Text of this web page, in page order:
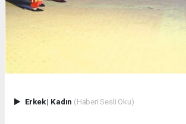
Erkek| Kadın (Haberi Sesli Oku)